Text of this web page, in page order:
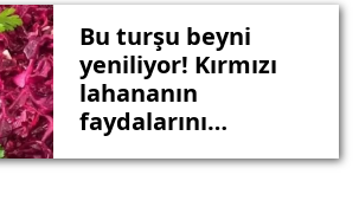
Bu turşu beyni
yeniliyor! Kırmızı
lahananın
faydalarını